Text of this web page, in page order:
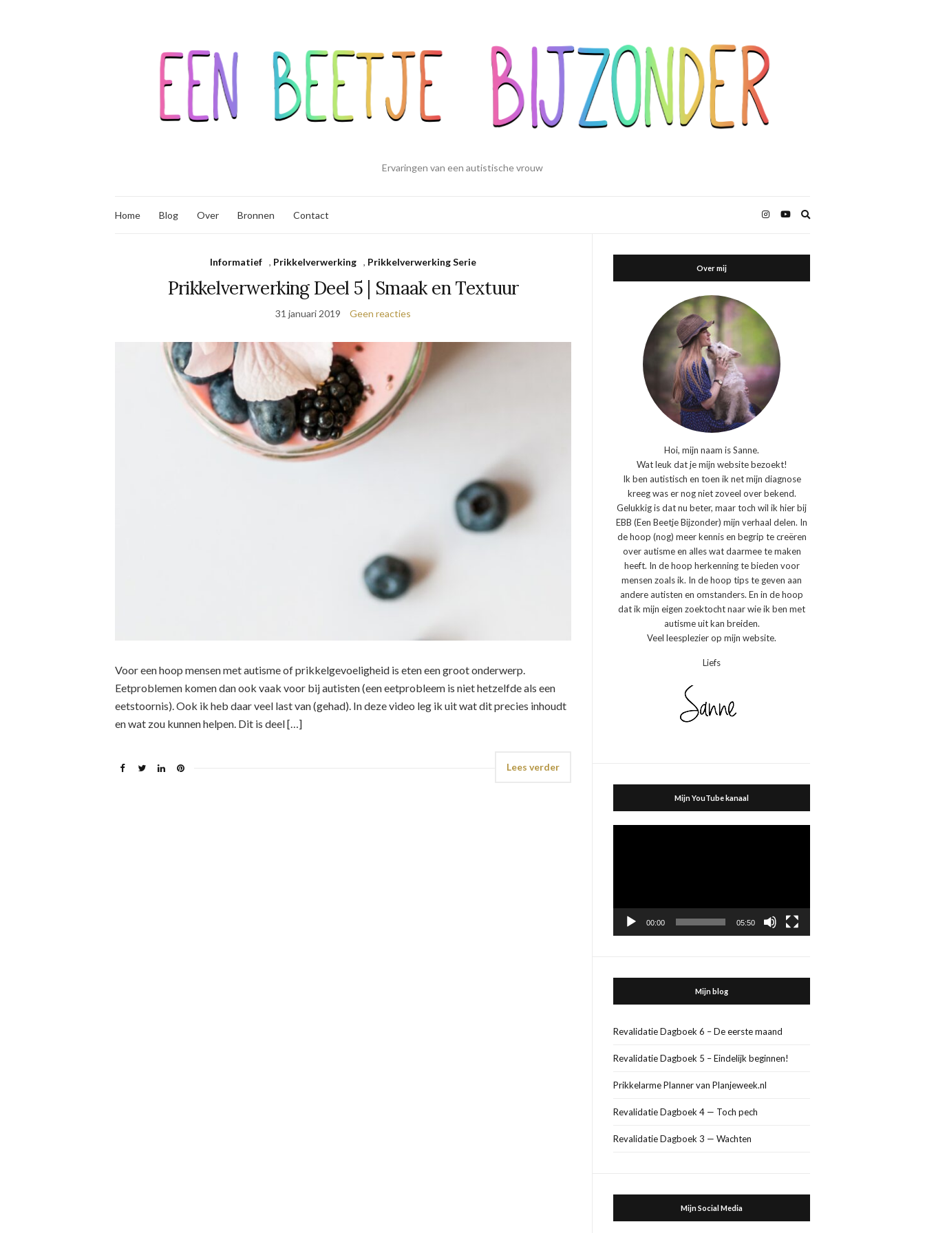
Ervaringen van een autistische vrouw
Home Blog Over Bronnen Contact
Informatief , Prikkelverwerking , Prikkelverwerking Serie
Prikkelverwerking Deel 5 | Smaak en Textuur
31 januari 2019 Geen reacties
Voor een hoop mensen met autisme of prikkelgevoeligheid is eten een groot onderwerp.
Eetproblemen komen dan ook vaak voor bij autisten (een eetprobleem is niet hetzelfde als een
eetstoornis). Ook ik heb daar veel last van (gehad). In deze video leg ik uit wat dit precies inhoudt
en wat zou kunnen helpen. Dit is deel […]
Lees verder
Over mij
Hoi, mijn naam is Sanne.
Wat leuk dat je mijn website bezoekt!
Ik ben autistisch en toen ik net mijn diagnose
kreeg was er nog niet zoveel over bekend.
Gelukkig is dat nu beter, maar toch wil ik hier bij
EBB (Een Beetje Bijzonder) mijn verhaal delen. In
de hoop (nog) meer kennis en begrip te creëren
over autisme en alles wat daarmee te maken
heeft. In de hoop herkenning te bieden voor
mensen zoals ik. In de hoop tips te geven aan
andere autisten en omstanders. En in de hoop
dat ik mijn eigen zoektocht naar wie ik ben met
autisme uit kan breiden.
Veel leesplezier op mijn website.
Liefs
Mijn YouTube kanaal
00:00 05:50
Mijn blog
Revalidatie Dagboek 6 – De eerste maand
Revalidatie Dagboek 5 – Eindelijk beginnen!
Prikkelarme Planner van Planjeweek.nl
Revalidatie Dagboek 4 — Toch pech
Revalidatie Dagboek 3 — Wachten
Mijn Social Media